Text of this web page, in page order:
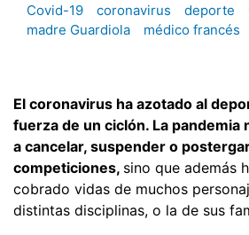
Covid-19 coronavirus deporte
madre Guardiola
médico francés
El coronavirus ha azotado al
fuerza de un ciclón. La pandemia
a cancelar, suspender o
competiciones, sino que además
cobrado vidas de muchos
distintas disciplinas, o la de sus